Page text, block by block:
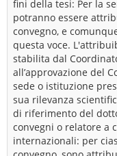
fini della tesi: Per la
potranno essere
convegno, e
questa voce.
stabilita dal
all’approvazione del
sede o istituzione
sua rilevanza
di riferimento del
convegni o relatore a
internazionali: per